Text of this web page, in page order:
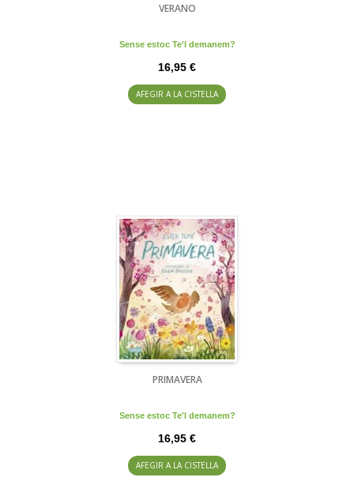
VERANO
Sense estoc Te'l demanem?
16,95 €
AFEGIR A LA CISTELLA
PRIMAVERA
Sense estoc Te'l demanem?
16,95 €
AFEGIR A LA CISTELLA